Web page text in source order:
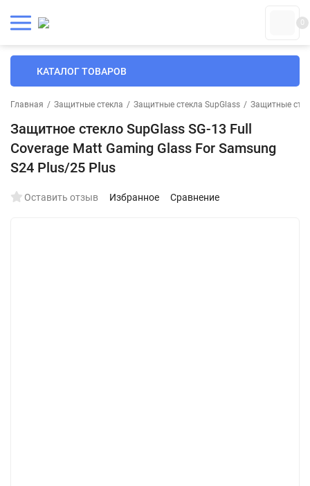
0
КАТАЛОГ ТОВАРОВ
Главная / Защитные стекла / Защитные стекла SupGlass / Защитные
Защитное стекло SupGlass SG-13 Full
Coverage Matt Gaming Glass For Samsung
S24 Plus/25 Plus
Оставить отзыв Избранное Сравнение